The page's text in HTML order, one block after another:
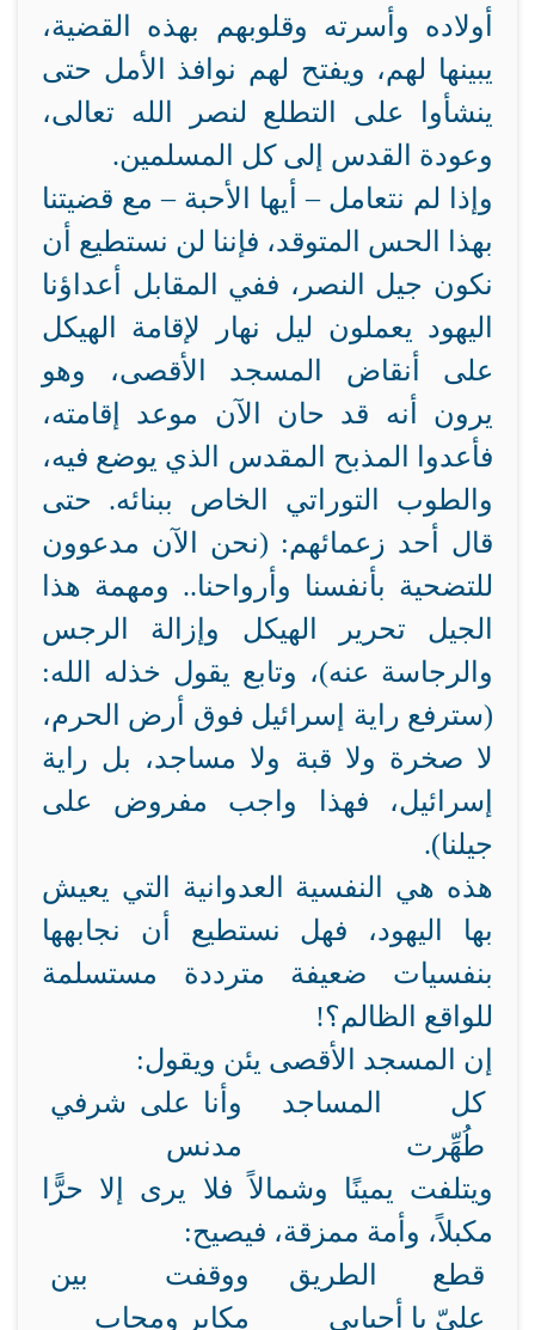
أولاده وأسرته وقلوبهم بهذه القضية،
يبينها لهم، ويفتح لهم نوافذ الأمل حتى
ينشأوا على التطلع لنصر الله تعالى،
وعودة القدس إلى كل المسلمين.
وإذا لم نتعامل – أيها الأحبة – مع قضيتنا
بهذا الحس المتوقد، فإننا لن نستطيع أن
نكون جيل النصر، ففي المقابل أعداؤنا
اليهود يعملون ليل نهار لإقامة الهيكل
على أنقاض المسجد الأقصى، وهو
يرون أنه قد حان الآن موعد إقامته،
فأعدوا المذبح المقدس الذي يوضع فيه،
والطوب التوراتي الخاص ببنائه. حتى
قال أحد زعمائهم: (نحن الآن مدعوون
للتضحية بأنفسنا وأرواحنا.. ومهمة هذا
الجيل تحرير الهيكل وإزالة الرجس
والرجاسة عنه)، وتابع يقول خذله الله:
(سترفع راية إسرائيل فوق أرض الحرم،
لا صخرة ولا قبة ولا مساجد، بل راية
إسرائيل، فهذا واجب مفروض على
جيلنا).
هذه هي النفسية العدوانية التي يعيش
بها اليهود، فهل نستطيع أن نجابهها
بنفسيات ضعيفة مترددة مستسلمة
للواقع الظالم؟!
إن المسجد الأقصى يئن ويقول:
كل المساجد
طُهِّرت
وأنا على شرفي
مدنس
ويتلفت يمينًا وشمالاً فلا يرى إلا حرًّا
مكبلاً، وأمة ممزقة، فيصيح:
قطع الطريق
عليّ يا أحبابي
ووقفت بين
مكابر ومحاب